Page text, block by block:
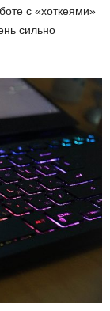
с «хоткеями»
сильно